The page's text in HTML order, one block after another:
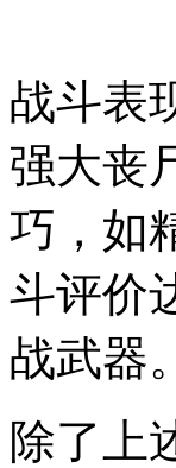
战斗表
强大丧
巧，如
斗评价
战武器。
除了上